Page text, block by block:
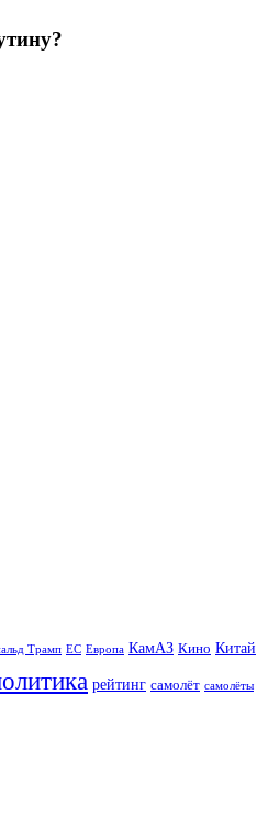
Трамп ЕС Европа КамАЗ Кино Китай
рейтинг самолёт самолёты